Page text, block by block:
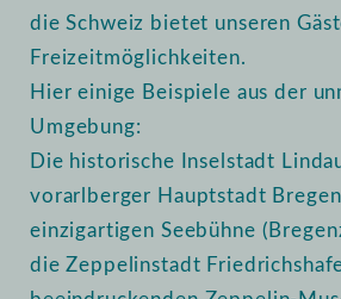
die Schweiz bietet unseren
Freizeitmöglichkeiten.
Hier einige Beispiele aus der
Umgebung:
Die historische Inselstadt
vorarlberger Hauptstadt
einzigartigen Seebühne
die Zeppelinstadt